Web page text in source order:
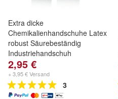
Extra dicke
Chemikalienhandschuhe Latex
robust Säurebeständig
Industriehandschuh
2,95 €
+ 3,95 € Versand
3